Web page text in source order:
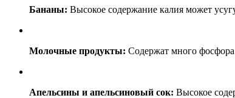
Бананы: Высокое содержание калия может
Молочные продукты: Содержат много фосфора
Апельсины и апельсиновый сок: Высокое